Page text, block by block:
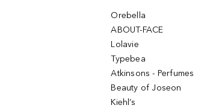
Orebella
ABOUT-FACE
Lolavie
Typebea
Atkinsons - Perfumes
Beauty of Joseon
Kiehl’s